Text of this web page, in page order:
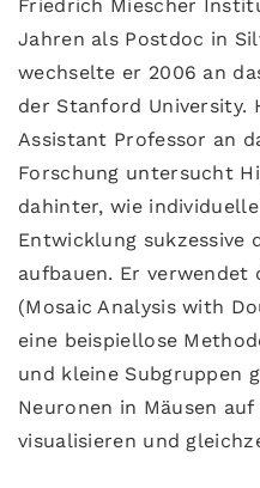
Friedrich Miescher
Jahren als Postdoc in
wechselte er 2006 an
der Stanford University.
Assistant Professor an
Forschung untersucht
dahinter, wie
Entwicklung sukzessive
aufbauen. Er verwendet
(Mosaic Analysis with
eine beispiellose
und kleine Subgruppen
Neuronen in Mäusen
visualisieren und